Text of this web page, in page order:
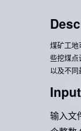
煤矿工地
些挖煤点
以及不同
Input
输入文